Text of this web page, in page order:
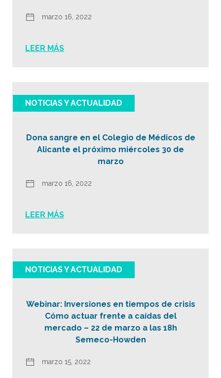
marzo 16, 2022
LEER MÁS
NOTICIAS Y ACTUALIDAD
Dona sangre en el Colegio de Médicos de
Alicante el próximo miércoles 30 de
marzo
marzo 16, 2022
LEER MÁS
NOTICIAS Y ACTUALIDAD
Webinar: Inversiones en tiempos de crisis
Cómo actuar frente a caídas del
mercado – 22 de marzo a las 18h
Semeco-Howden
marzo 15, 2022